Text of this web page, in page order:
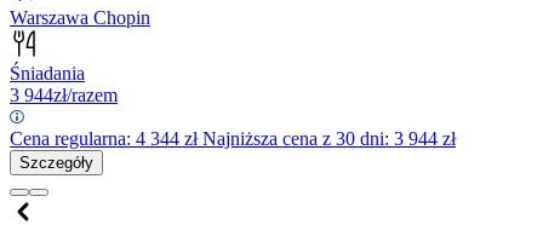
Warszawa Chopin
Śniadania
3 944zł/razem
Cena regularna: 4 344 złNajniższa cena z 30 dni: 3 944 zł
Szczegóły